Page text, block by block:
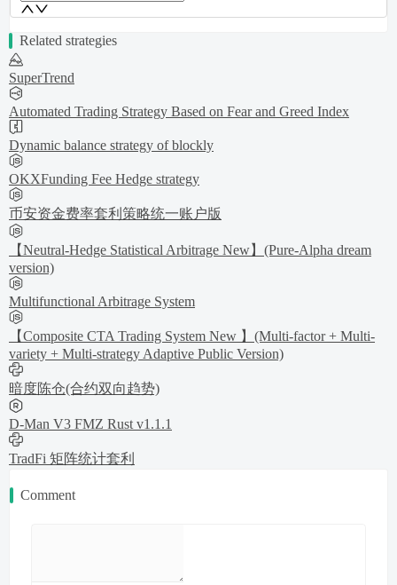
Related strategies
SuperTrend
Automated Trading Strategy Based on Fear and Greed Index
Dynamic balance strategy of blockly
OKXFunding Fee Hedge strategy
币安资金费率套利策略统一账户版
【Neutral-Hedge Statistical Arbitrage New】(Pure-Alpha dream
version)
Multifunctional Arbitrage System
【Composite CTA Trading System New 】(Multi-factor + Multi-
variety + Multi-strategy Adaptive Public Version)
暗度陈仓(合约双向趋势)
D-Man V3 FMZ Rust v1.1.1
TradFi 矩阵统计套利
Comment